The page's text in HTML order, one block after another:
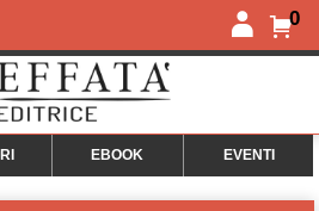
0
EBOOK EVENTI